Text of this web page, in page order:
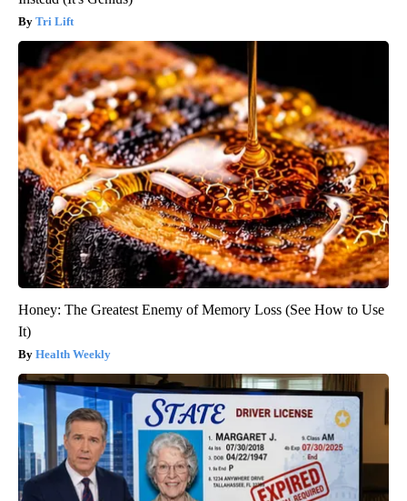
Tri Lift
Honey: The Greatest Enemy of Memory Loss (See How to Use
It)
Health Weekly